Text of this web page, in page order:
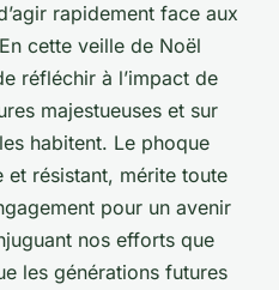
rapidement face aux
cette veille de Noël
réfléchir à l’impact de
majestueuses et sur
habitent. Le phoque
résistant, mérite toute
pour un avenir
nos efforts que
les générations futures